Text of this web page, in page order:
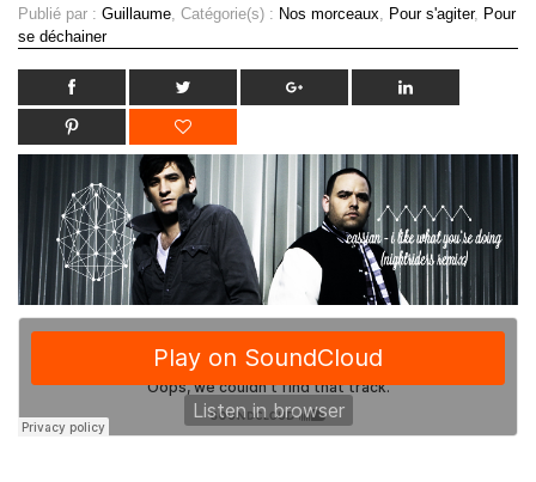
Publié par : Guillaume, Catégorie(s) : Nos morceaux, Pour s'agiter, Pour
se déchainer